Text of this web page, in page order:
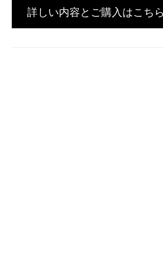
詳しい内容とご購入はこち